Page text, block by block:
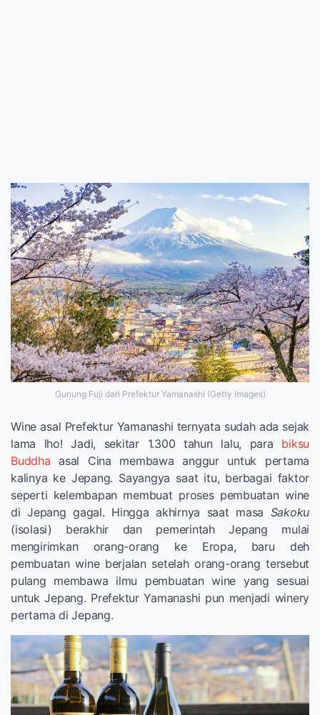
Gunung Fuji dari Prefektur Yamanashi (Getty Images)
Wine asal Prefektur Yamanashi ternyata sudah ada sejak
lama lho! Jadi, sekitar 1.300 tahun lalu, para biksu
Buddha asal Cina membawa anggur untuk pertama
kalinya ke Jepang. Sayangya saat itu, berbagai faktor
seperti kelembapan membuat proses pembuatan wine
di Jepang gagal. Hingga akhirnya saat masa Sakoku
(isolasi) berakhir dan pemerintah Jepang mulai
mengirimkan orang-orang ke Eropa, baru deh
pembuatan wine berjalan setelah orang-orang tersebut
pulang membawa ilmu pembuatan wine yang sesuai
untuk Jepang. Prefektur Yamanashi pun menjadi winery
pertama di Jepang.